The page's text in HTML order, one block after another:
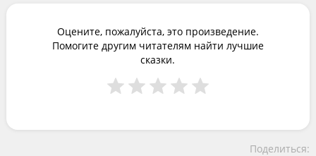
Оцените, пожалуйста, это произведение.
Помогите другим читателям найти лучшие
сказки.
Поделиться: